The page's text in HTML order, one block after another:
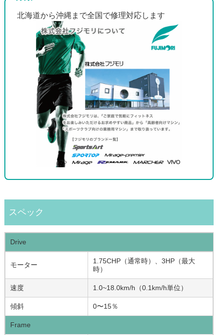
北海道から沖縄まで全国で修理対応します
スペック
Drive
モーター
1.75CHP（通常時）、3HP（最大
時）
速度 1.0~18.0km/h（0.1km/h単位）
傾斜 0〜15％
Frame